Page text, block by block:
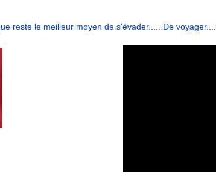
reste le meilleur moyen de s'évader..... De voyager....